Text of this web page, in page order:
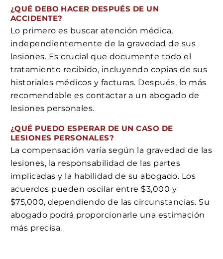
¿QUÉ DEBO HACER DESPUÉS DE UN
ACCIDENTE?
Lo primero es buscar atención médica,
independientemente de la gravedad de sus
lesiones. Es crucial que documente todo el
tratamiento recibido, incluyendo copias de sus
historiales médicos y facturas. Después, lo más
recomendable es contactar a un abogado de
lesiones personales.
¿QUÉ PUEDO ESPERAR DE UN CASO DE
LESIONES PERSONALES?
La compensación varía según la gravedad de las
lesiones, la responsabilidad de las partes
implicadas y la habilidad de su abogado. Los
acuerdos pueden oscilar entre $3,000 y
$75,000, dependiendo de las circunstancias. Su
abogado podrá proporcionarle una estimación
más precisa.